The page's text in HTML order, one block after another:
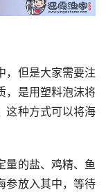
，但是大家需要注
，是用塑料泡沫将
这种方式可以将海
量的盐、鸡精、鱼
参放入其中，等待